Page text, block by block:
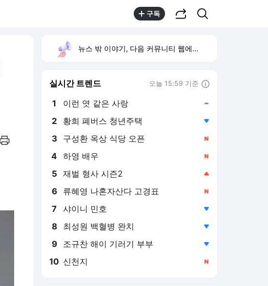
구독
뉴스 밖 이야기, 다음 커뮤니티 웹에서 보기
실시간 트렌드 오늘 15:59 기준
1 이런 엿 같은 사랑
2 황희 폐버스 청년주택
3 구성환 옥상 식당 오픈
4 하영 배우
5 재벌 형사 시즌2
6 류혜영 나혼자산다 고경표
7 샤이니 민호
8 최성원 백혈병 완치
9 조규찬 해이 기러기 부부
10 신천지